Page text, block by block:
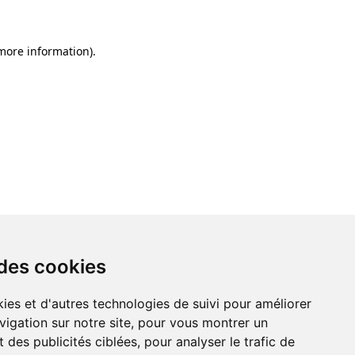
cookies
et d'autres technologies de suivi pour améliorer
sur notre site, pour vous montrer un
des publicités ciblées, pour analyser le trafic de
information).